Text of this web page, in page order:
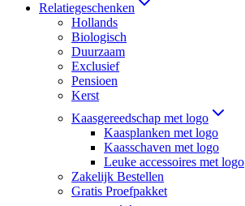
Relatiegeschenken
Hollands
Biologisch
Duurzaam
Exclusief
Pensioen
Kerst
Kaasgereedschap met logo
Kaasplanken met logo
Kaasschaven met logo
Leuke accessoires met logo
Zakelijk Bestellen
Gratis Proefpakket